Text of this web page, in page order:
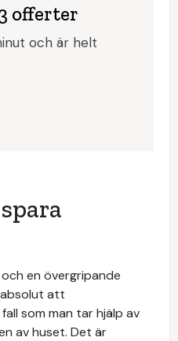
offerter
och är helt
en övergripande
att
som man tar hjälp av
av huset. Det är